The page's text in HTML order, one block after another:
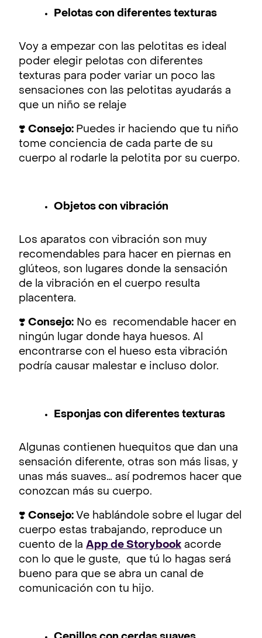
Pelotas con diferentes texturas
Voy a empezar con las pelotitas es ideal
poder elegir pelotas con diferentes
texturas para poder variar un poco las
sensaciones con las pelotitas ayudarás a
que un niño se relaje
❣️ Consejo: Puedes ir haciendo que tu niño
tome conciencia de cada parte de su
cuerpo al rodarle la pelotita por su cuerpo.
Objetos con vibración
Los aparatos con vibración son muy
recomendables para hacer en piernas en
glúteos, son lugares donde la sensación
de la vibración en el cuerpo resulta
placentera.
❣️ Consejo: No es recomendable hacer en
ningún lugar donde haya huesos. Al
encontrarse con el hueso esta vibración
podría causar malestar e incluso dolor.
Esponjas con diferentes texturas
Algunas contienen huequitos que dan una
sensación diferente, otras son más lisas, y
unas más suaves… así podremos hacer que
conozcan más su cuerpo.
❣️ Consejo: Ve hablándole sobre el lugar del
cuerpo estas trabajando, reproduce un
cuento de la App de Storybook acorde
con lo que le guste, que tú lo hagas será
bueno para que se abra un canal de
comunicación con tu hijo.